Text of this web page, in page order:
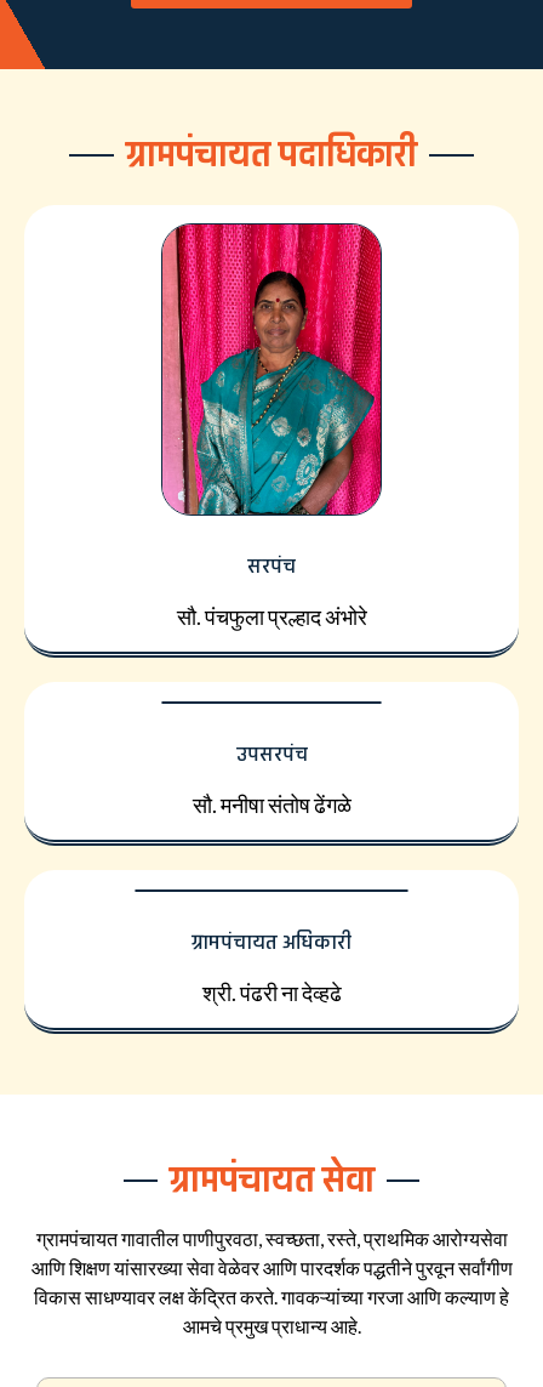
ग्रामपंचायत पदाधिकारी
सरपंच
सौ. पंचफुला प्रल्हाद अंभोरे
उपसरपंच
सौ. मनीषा संतोष ढेंगळे
ग्रामपंचायत अधिकारी
श्री. पंढरी ना देव्हढे
ग्रामपंचायत सेवा
ग्रामपंचायत गावातील पाणीपुरवठा, स्वच्छता, रस्ते, प्राथमिक आरोग्यसेवा
आणि शिक्षण यांसारख्या सेवा वेळेवर आणि पारदर्शक पद्धतीने पुरवून सर्वांगीण
विकास साधण्यावर लक्ष केंद्रित करते. गावकऱ्यांच्या गरजा आणि कल्याण हे
आमचे प्रमुख प्राधान्य आहे.